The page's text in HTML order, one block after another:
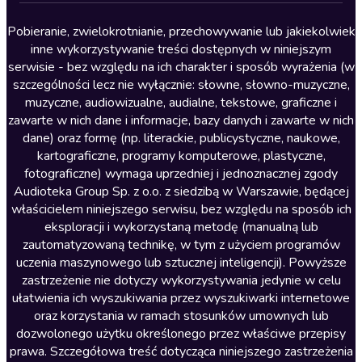
Lektury szkolne
Literatura anglojęzyczna
Literatura faktu
Literatura obyczajowa
Literatura piękna obca
Literatura piękna polska
Nagrania relaksacyjne
Nauka języków
Nauki humanistyczne
Podcasty i audycje
Polityka
Prasa
Religia
Pobieranie, zwielokrotnianie, przechowywanie lub jakiekolwiek
inne wykorzystywanie treści dostępnych w niniejszym
serwisie - bez względu na ich charakter i sposób wyrażenia (w
szczególności lecz nie wyłącznie: słowne, słowno-muzyczne,
muzyczne, audiowizualne, audialne, tekstowe, graficzne i
zawarte w nich dane i informacje, bazy danych i zawarte w nich
dane) oraz formę (np. literackie, publicystyczne, naukowe,
kartograficzne, programy komputerowe, plastyczne,
fotograficzne) wymaga uprzedniej i jednoznacznej zgody
Audioteka Group Sp. z o.o. z siedzibą w Warszawie, będącej
właścicielem niniejszego serwisu, bez względu na sposób ich
eksploracji i wykorzystaną metodę (manualną lub
zautomatyzowaną technikę, w tym z użyciem programów
uczenia maszynowego lub sztucznej inteligencji). Powyższe
zastrzeżenie nie dotyczy wykorzystywania jedynie w celu
ułatwienia ich wyszukiwania przez wyszukiwarki internetowe
oraz korzystania w ramach stosunków umownych lub
dozwolonego użytku określonego przez właściwe przepisy
prawa. Szczegółowa treść dotycząca niniejszego zastrzeżenia